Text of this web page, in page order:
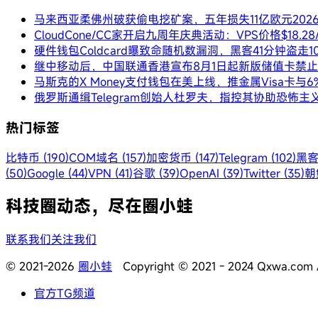
马来西亚柔佛州破获偷电挖矿案，五年损失11亿欧元
CloudCone/CC家开启九周年庆典活动：VPS价格
硬件钱包Coldcard曝致命随机数漏洞，黑客41分钟盗走
继中移动后，中国联通香港宣布8月1日起新版储值卡禁
马斯克的X Money支付钱包在美上线，推金属Visa卡与
俄罗斯通缉Telegram创始人杜罗夫，指控其协助恐怖主
热门标签
比特币 (190)COM域名 (157)加密货币 (147)Telegram (102)黑
(50)Google (44)VPN (41)谷歌 (39)OpenAI (39)Twitter (35)
科技圈动态，尽在圈小蛙
联系我们关注我们
© 2021-2026 圈小蛙 Copyright © 2021 - 2024 Qxwa.com
官方TG频道